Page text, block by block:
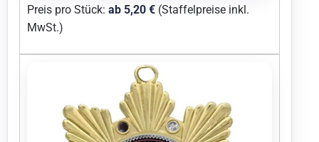
Preis pro Stück: ab 5,20 € (Staffelpreise inkl.
MwSt.)